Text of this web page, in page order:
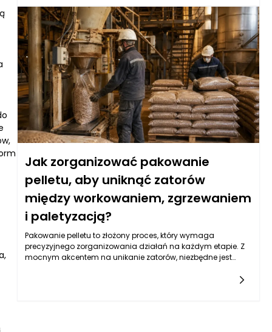
gatunków leśnych, które dostarczają surowca o niższej
wilgotności i lepszych parametrach energetycznych. Aby
utrzymać te walory, konieczne staje się zastosowanie
bardziej zaawansowanych procesów technologicznych, w
tym odpowiednich maszyn pakujących do pelletu, które
zapewniają hermetyczność i odporność na czynniki
zewnętrzne. Wyższa jakość surowców przekłada się na
konieczność stosowania materiałów opakowaniowych, które
skutecznie zabezpieczają pellet przed wilgocią,
zanieczyszczeniami oraz innymi szkodliwymi czynnikami, co
sprawia, że odpowiednie pakowanie ma kluczowe znaczenie.
Jak zorganizować pakowanie
pelletu, aby uniknąć zatorów
między workowaniem, zgrzewaniem
i paletyzacją?
Pakowanie pelletu to złożony proces, który wymaga
precyzyjnego zorganizowania działań na każdym etapie. Z
mocnym akcentem na unikanie zatorów, niezbędne jest